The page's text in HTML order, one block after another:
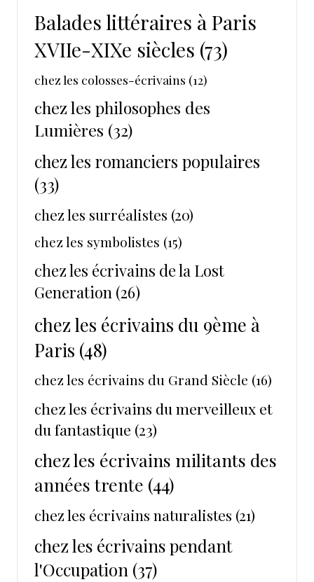
Balades littéraires à Paris
XVIIe-XIXe siècles (73)
chez les colosses-écrivains (12)
chez les philosophes des
Lumières (32)
chez les romanciers populaires
(33)
chez les surréalistes (20)
chez les symbolistes (15)
chez les écrivains de la Lost
Generation (26)
chez les écrivains du 9ème à
Paris (48)
chez les écrivains du Grand Siècle (16)
chez les écrivains du merveilleux et
du fantastique (23)
chez les écrivains militants des
années trente (44)
chez les écrivains naturalistes (21)
chez les écrivains pendant
l'Occupation (37)